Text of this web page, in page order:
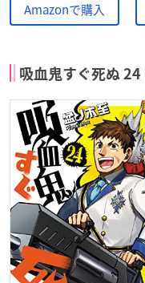
Amazonで購入
吸血鬼すぐ死ぬ